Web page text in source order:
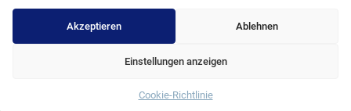
Akzeptieren Ablehnen
Einstellungen anzeigen
Cookie-Richtlinie
© 2025 Erdem Hospital. All Rights Reserved.
Whatsapp